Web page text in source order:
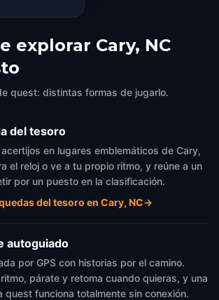
explorar Cary, NC
quest: distintas formas de jugarlo.
del tesoro
en lugares emblemáticos de Cary,
el reloj o ve a tu propio ritmo, y reúne a un
por un puesto en la clasificación.
del tesoro en Cary, NC→
autoguiado
por GPS con historias por el camino.
párate y retoma cuando quieras, y una
quest funciona totalmente sin conexión.